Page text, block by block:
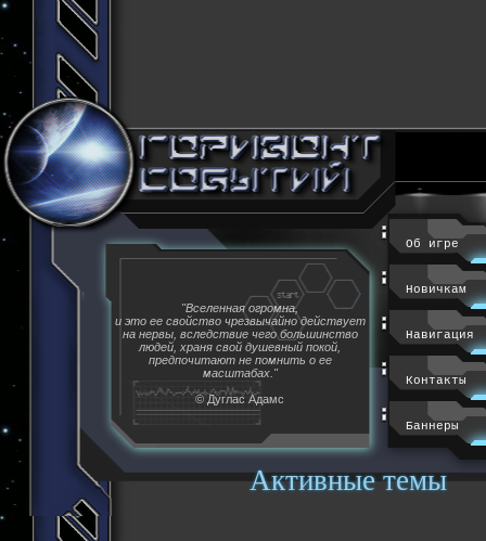
Активные темы
"Вселенная огромна,
и это ее свойство чрезвычайно действует
на нервы, вследствие чего большинство
людей, храня свой душевный покой,
предпочитают не помнить о ее
масштабах."
© Дуглас Адамс
Об игре
Новичкам
Навигация
Контакты
Баннеры